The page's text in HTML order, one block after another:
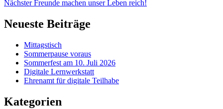
NächsterFreunde machen unser Leben reich!
Neueste Beiträge
Mittagstisch
Sommerpause voraus
Sommerfest am 10. Juli 2026
Digitale Lernwerkstatt
Ehrenamt für digitale Teilhabe
Kategorien